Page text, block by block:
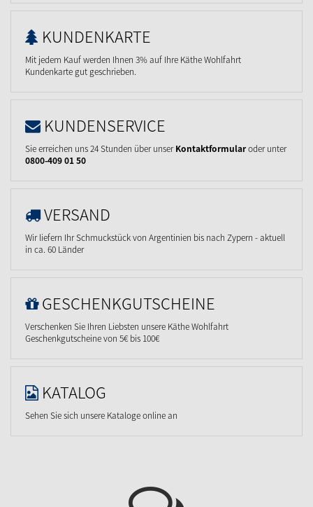
KUNDENKARTE
Mit jedem Kauf werden Ihnen 3% auf Ihre Käthe Wohlfahrt
Kundenkarte gut geschrieben.
KUNDENSERVICE
Sie erreichen uns 24 Stunden über unserKontaktformularoder unter
0800-409 01 50
VERSAND
Wir liefern Ihr Schmuckstück von Argentinien bis nach Zypern - aktuell
in ca. 60 Länder
GESCHENKGUTSCHEINE
Verschenken Sie Ihren Liebsten unsere Käthe Wohlfahrt
Geschenkgutscheine von 5€ bis 100€
KATALOG
Sehen Sie sich unsere Kataloge online an